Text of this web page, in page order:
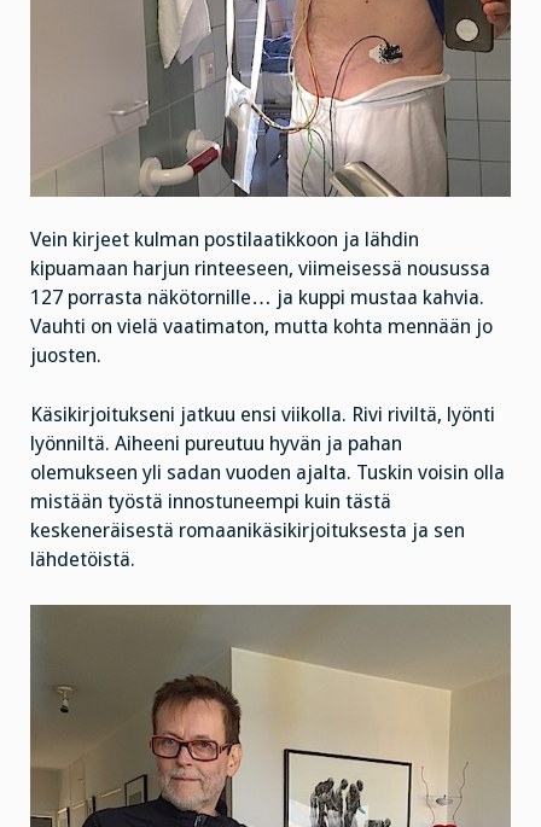
Vein kirjeet kulman postilaatikkoon ja lähdin
kipuamaan harjun rinteeseen, viimeisessä nousussa
127 porrasta näkötornille… ja kuppi mustaa kahvia.
Vauhti on vielä vaatimaton, mutta kohta mennään jo
juosten.
Käsikirjoitukseni jatkuu ensi viikolla. Rivi riviltä, lyönti
lyönniltä. Aiheeni pureutuu hyvän ja pahan
olemukseen yli sadan vuoden ajalta. Tuskin voisin olla
mistään työstä innostuneempi kuin tästä
keskeneräisestä romaanikäsikirjoituksesta ja sen
lähdetöistä.